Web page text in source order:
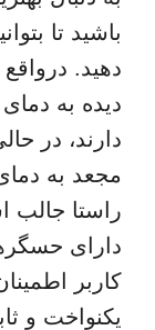
باشید تا
دهید.
دیده به
دارند، در
مجعد به
راستا جالب
دارای
کاربر
یکنواخت و